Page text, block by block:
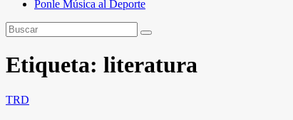
Ponle Música al Deporte
Etiqueta: literatura
TRD